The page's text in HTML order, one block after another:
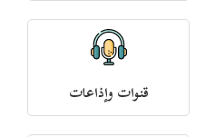
قنوات وإذاعات